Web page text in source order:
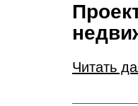
Читать